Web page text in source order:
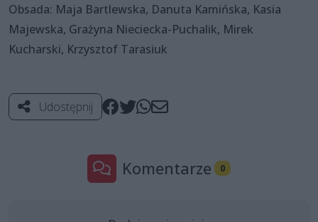
Obsada: Maja Bartlewska, Danuta Kamińska, Kasia
Majewska, Grażyna Nieciecka-Puchalik, Mirek
Kucharski, Krzysztof Tarasiuk
Udostępnij
Komentarze 0